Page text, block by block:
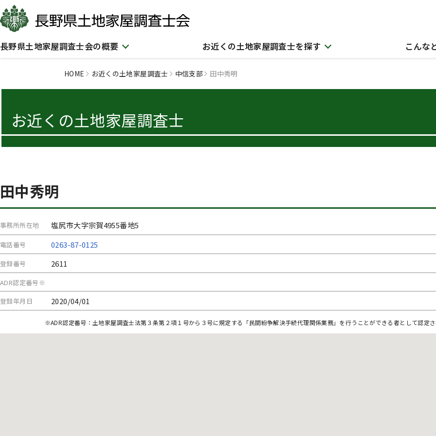
長野県土地家屋調査士会の概要 お近くの土地家屋調査士を探す こんな
HOME お近くの土地家屋調査士 中信支部 田中秀明
お近くの土地家屋調査士
田中秀明
事務所所在地 塩尻市大字宗賀4955番地5
電話番号 0263-87-0125
登録番号 2611
ADR認定番号※
登録年月日 2020/04/01
※ADR認定番号：土地家屋調査士法第３条第２項１号から３号に規定する「民間紛争解決手続代理関係業務」を行うことができる者として認定さ